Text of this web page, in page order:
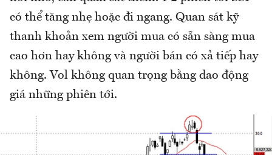
có thể tăng nhẹ hoặc đi ngang. Quan sát kỹ
thanh khoản xem người mua có sẵn sàng mua
cao hơn hay không và người bán có xả tiếp hay
không. Vol không quan trọng bằng dao động
giá những phiên tới.